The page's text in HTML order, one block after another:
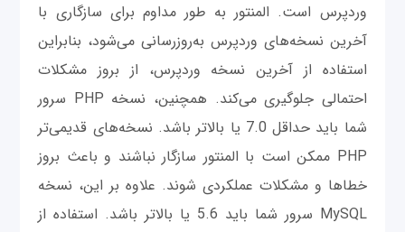
وردپرس است. المنتور به طور مداوم برای سازگاری با
آخرین نسخه‌های وردپرس به‌روزرسانی می‌شود، بنابراین
استفاده از آخرین نسخه وردپرس، از بروز مشکلات
احتمالی جلوگیری می‌کند. همچنین، نسخه PHP سرور
شما باید حداقل 7.0 یا بالاتر باشد. نسخه‌های قدیمی‌تر
PHP ممکن است با المنتور سازگار نباشند و باعث بروز
خطاها و مشکلات عملکردی شوند. علاوه بر این، نسخه
MySQL سرور شما باید 5.6 یا بالاتر باشد. استفاده از